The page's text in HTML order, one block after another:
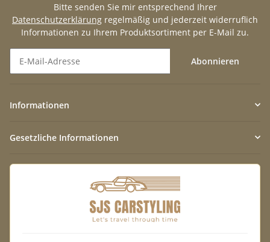
Bitte senden Sie mir entsprechend Ihrer
Datenschutzerklärung regelmäßig und jederzeit widerruflich
Informationen zu Ihrem Produktsortiment per E-Mail zu.
Abonnieren
Informationen
Gesetzliche Informationen